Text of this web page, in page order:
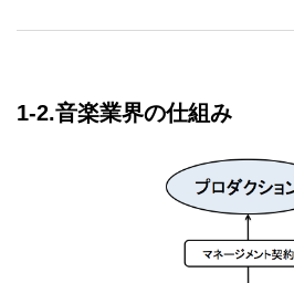
1-2.音楽業界の仕組み